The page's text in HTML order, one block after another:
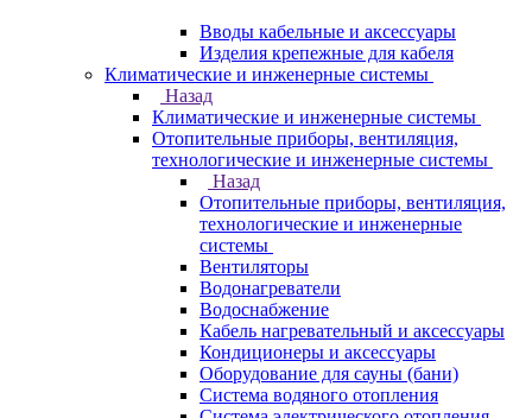
Вводы кабельные и аксессуары
Изделия крепежные для кабеля
Климатические и инженерные системы
Назад
Климатические и инженерные системы
Отопительные приборы, вентиляция,
технологические и инженерные системы
Назад
Отопительные приборы, вентиляция,
технологические и инженерные
системы
Вентиляторы
Водонагреватели
Водоснабжение
Кабель нагревательный и аксессуары
Кондиционеры и аксессуары
Оборудование для сауны (бани)
Система водяного отопления